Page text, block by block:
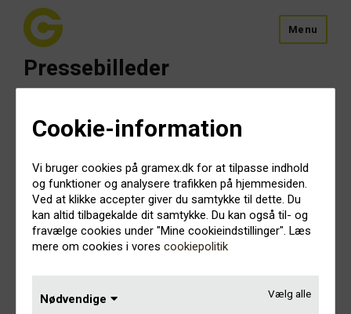
Menu
Cookie-information
Vi bruger cookies på gramex.dk for at tilpasse indhold
og funktioner og analysere trafikken på hjemmesiden.
Ved at klikke accepter giver du samtykke til dette. Du
kan altid tilbagekalde dit samtykke. Du kan også til- og
fravælge cookies under "Mine cookieindstillinger". Læs
mere om cookies i vores cookiepolitik
Vælg alle
Nødvendige
Pressebilleder
omtale af Gramex.
Download
Billeder Logopakke Logo